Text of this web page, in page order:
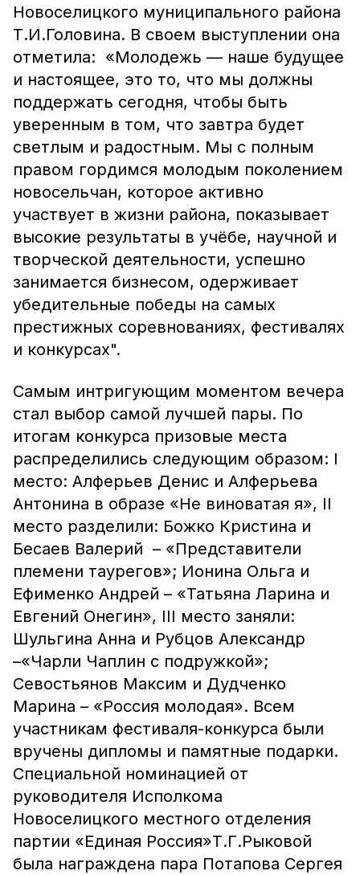
Новоселицкого муниципального района
Т.И.Головина. В своем выступлении она
отметила: «Молодежь — наше будущее
и настоящее, это то, что мы должны
поддержать сегодня, чтобы быть
уверенным в том, что завтра будет
светлым и радостным. Мы с полным
правом гордимся молодым поколением
новосельчан, которое активно
участвует в жизни района, показывает
высокие результаты в учёбе, научной и
творческой деятельности, успешно
занимается бизнесом, одерживает
убедительные победы на самых
престижных соревнованиях, фестивалях
и конкурсах".
Самым интригующим моментом вечера
стал выбор самой лучшей пары. По
итогам конкурса призовые места
распределились следующим образом: I
место: Алферьев Денис и Алферьева
Антонина в образе «Не виноватая я», II
место разделили: Божко Кристина и
Бесаев Валерий – «Представители
племени таурегов»; Ионина Ольга и
Ефименко Андрей – «Татьяна Ларина и
Евгений Онегин», III место заняли:
Шульгина Анна и Рубцов Александр
–«Чарли Чаплин с подружкой»;
Севостьянов Максим и Дудченко
Марина – «Россия молодая». Всем
участникам фестиваля-конкурса были
вручены дипломы и памятные подарки.
Специальной номинацией от
руководителя Исполкома
Новоселицкого местного отделения
партии «Единая Россия»Т.Г.Рыковой
была награждена пара Потапова Сергея